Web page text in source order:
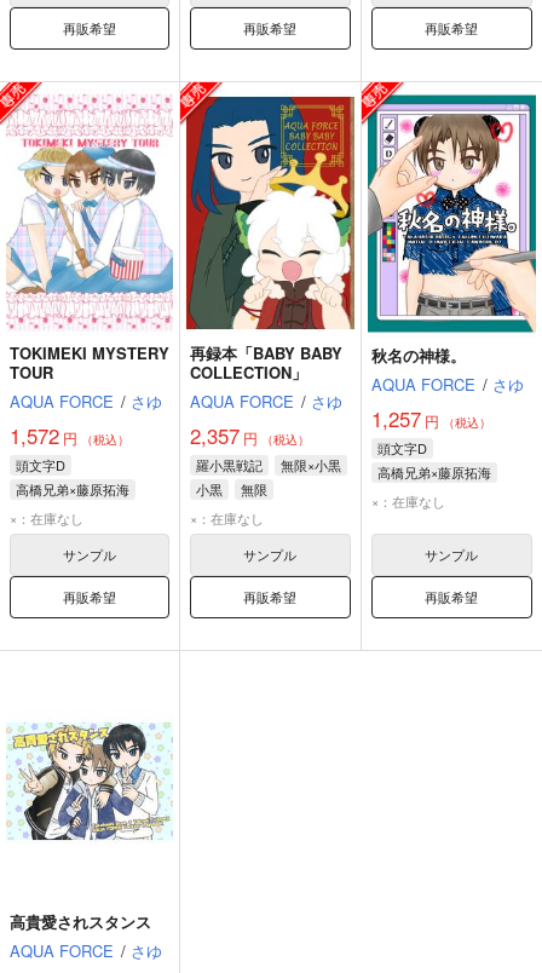
再販希望 再販希望 再販希望
TOKIMEKI MYSTERY
TOUR
AQUA FORCE / さゆ
1,572 円 （税込）
頭文字D
高橋兄弟×藤原拓海
藤原拓海
高橋啓介
×：在庫なし
サンプル
再販希望
再録本「BABY BABY
COLLECTION」
AQUA FORCE / さゆ
2,357 円 （税込）
羅小黒戦記
無限×小黒
小黒
無限
×：在庫なし
サンプル
再販希望
秋名の神様。
AQUA FORCE / さゆ
1,257円 （税込）
頭文字D
高橋兄弟×藤原拓海
藤原拓海
×：在庫なし
サンプル
再販希望
高貴愛されスタンス
AQUA FORCE / さゆ